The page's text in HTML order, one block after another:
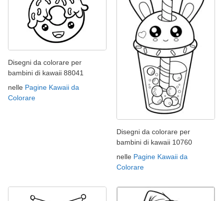
Disegni da colorare per
bambini di kawaii 88041
nelle Pagine Kawaii da
Colorare
Disegni da colorare per
bambini di kawaii 10760
nelle Pagine Kawaii da
Colorare